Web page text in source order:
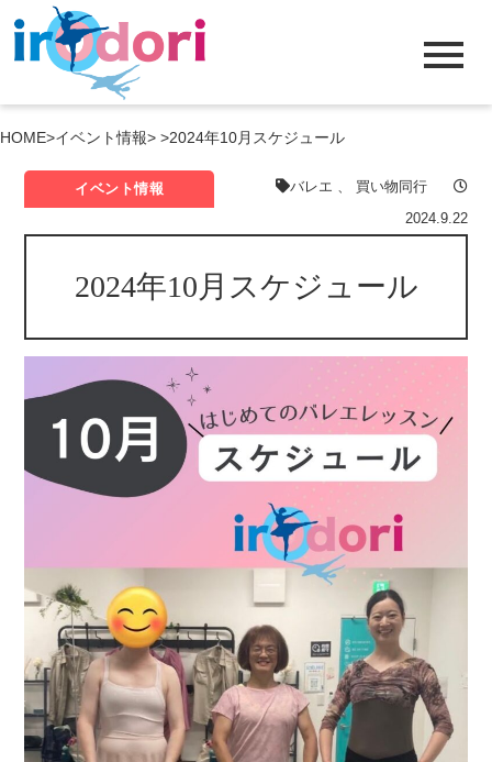
menu
HOME>イベント情報> >2024年10月スケジュール
イベント情報 バレエ 、 買い物同行
2024.9.22
2024年10月スケジュール